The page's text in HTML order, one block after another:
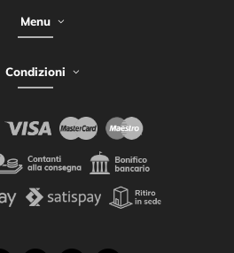
Menu
Condizioni